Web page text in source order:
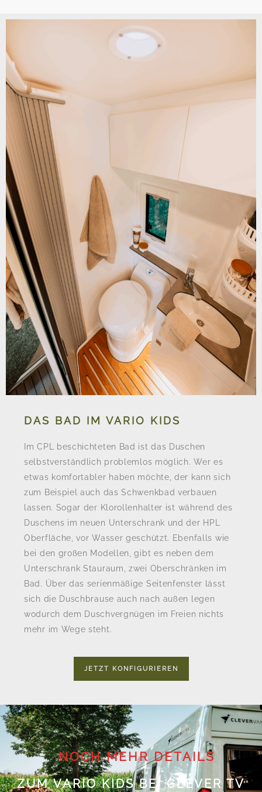
DAS BAD IM VARIO KIDS
Im CPL beschichteten Bad ist das Duschen
selbstverständlich problemlos möglich. Wer es
etwas komfortabler haben möchte, der kann sich
zum Beispiel auch das Schwenkbad verbauen
lassen. Sogar der Klorollenhalter ist während des
Duschens im neuen Unterschrank und der HPL
Oberfläche, vor Wasser geschützt. Ebenfalls wie
bei den großen Modellen, gibt es neben dem
Unterschrank Stauraum, zwei Oberschränken im
Bad. Über das serienmäßige Seitenfenster lässt
sich die Duschbrause auch nach außen legen
wodurch dem Duschvergnügen im Freien nichts
mehr im Wege steht.
JETZT KONFIGURIEREN
NOCH MEHR DETAILS
ZUM VARIO KIDS BEI CLEVER TV